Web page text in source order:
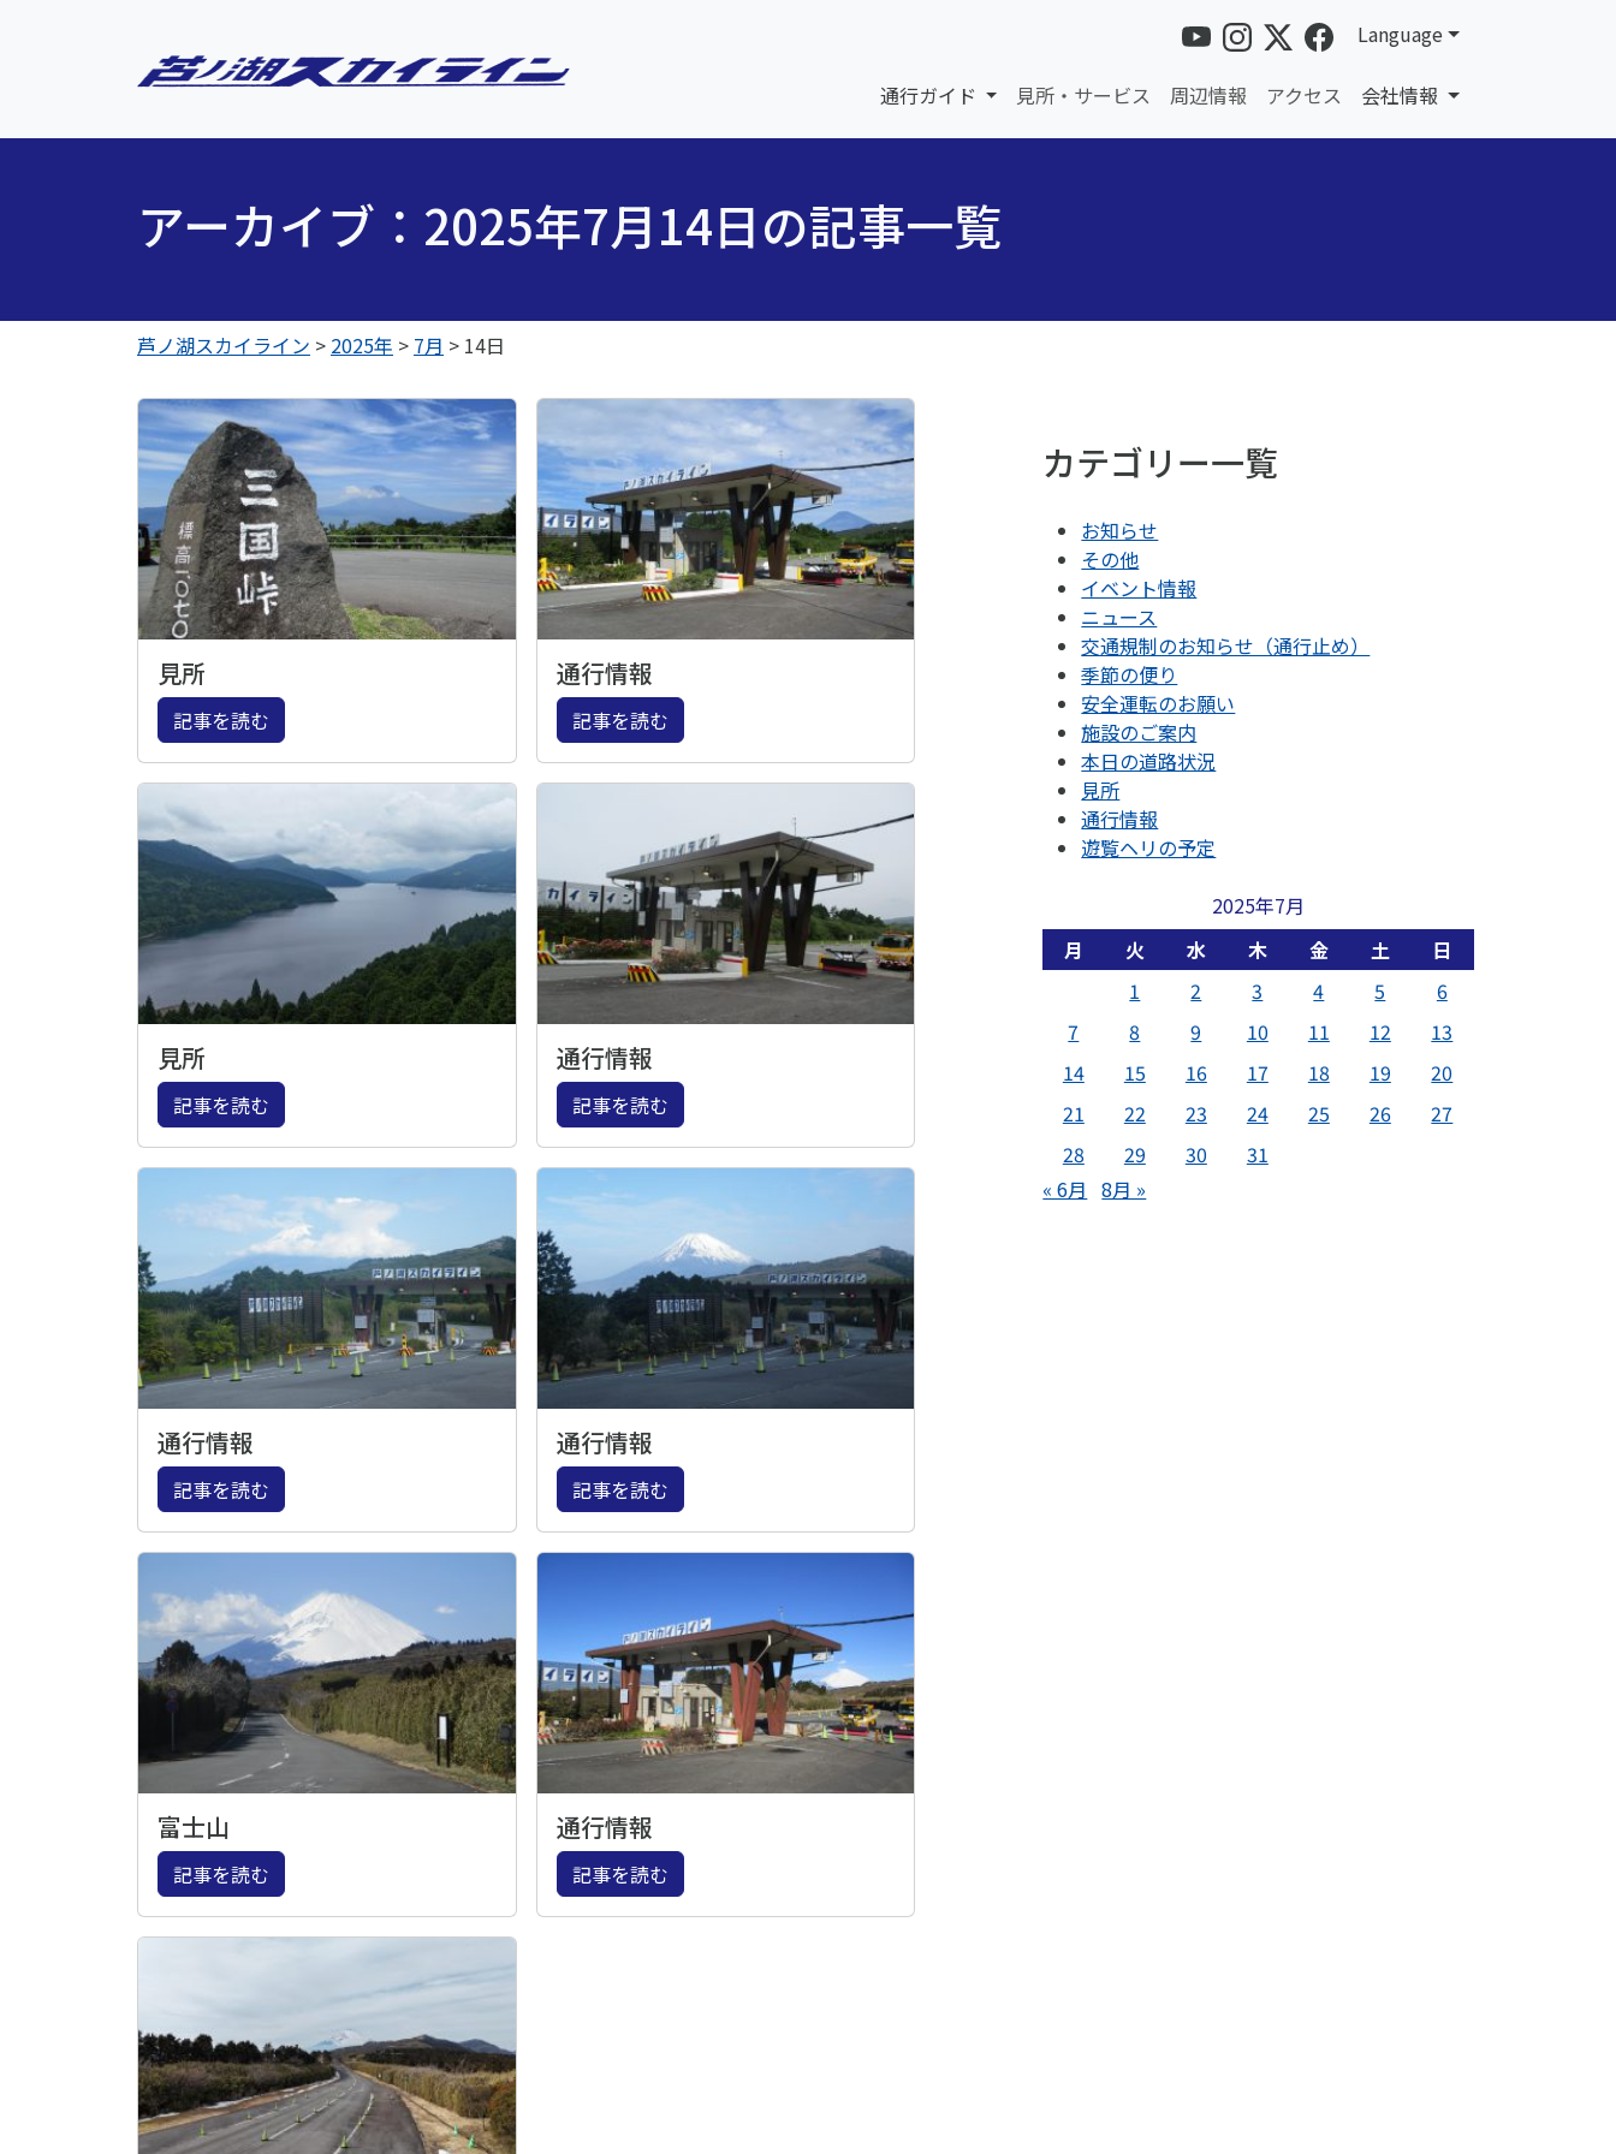
Language
通行ガイド 見所・サービス 周辺情報 アクセス 会社情報
アーカイブ：2025年7月14日の記事一覧
芦ノ湖スカイライン > 2025年 > 7月 > 14日
見所
記事を読む
通行情報
記事を読む
見所
記事を読む
通行情報
記事を読む
通行情報
記事を読む
通行情報
記事を読む
富士山
記事を読む
通行情報
記事を読む
カテゴリー一覧
お知らせ
その他
イベント情報
ニュース
交通規制のお知らせ（通行止め）
季節の便り
安全運転のお願い
施設のご案内
本日の道路状況
見所
通行情報
遊覧ヘリの予定
2025年7月
月
火 水 木 金 土
日
1
2 3 4 5
6
7
8 9 10 11 12
13
14
15 16 17 18 19
20
21
22 23 24 25 26
27
28
29 30
31
« 6月 8月 »